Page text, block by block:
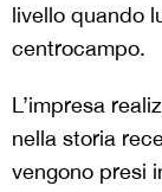
livello quando
centrocampo.
L’impresa
nella storia
vengono presi